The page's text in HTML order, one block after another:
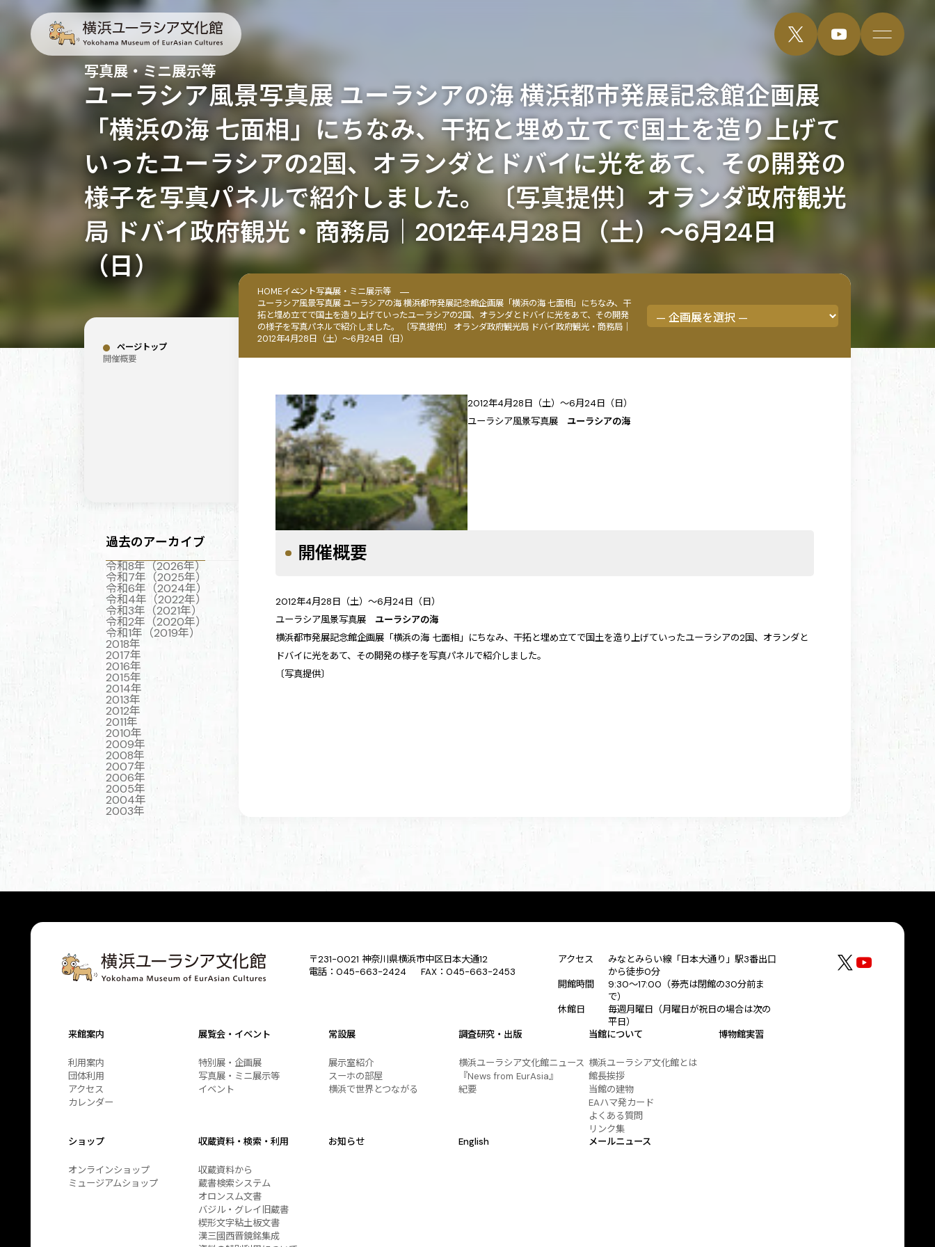
ユーラシア風景写真展 ユーラシアの海 横浜都市発展記念館企画展
「横浜の海 七面相」にちなみ、干拓と埋め立てで国土を造り上げて
いったユーラシアの2国、オランダとドバイに光をあて、その開発の
様子を写真パネルで紹介しました。 〔写真提供〕 オランダ政府観光
局 ドバイ政府観光・商務局｜2012年4月28日（土）～6月24日
（日）
写真展・ミニ展示等
HOMEイベント写真展・ミニ展示等
ユーラシア風景写真展 ユーラシアの海 横浜都市発展記念館企画展「横浜の海 七面相」にちなみ、干
拓と埋め立てで国土を造り上げていったユーラシアの2国、オランダとドバイに光をあて、その開発
の様子を写真パネルで紹介しました。 〔写真提供〕 オランダ政府観光局 ドバイ政府観光・商務局｜
2012年4月28日（土）～6月24日（日）
2012年4月28日（土）～6月24日（日）
ユーラシア風景写真展 ユーラシアの海
開催概要
2012年4月28日（土）～6月24日（日）
ユーラシア風景写真展 ユーラシアの海
横浜都市発展記念館企画展「横浜の海 七面相」にちなみ、干拓と埋め立てで国土を造り上げていったユーラシアの2国、オランダと
ドバイに光をあて、その開発の様子を写真パネルで紹介しました。
〔写真提供〕
ページトップ
開催概要
過去のアーカイブ
令和8年（2026年）
令和7年（2025年）
令和6年（2024年）
令和4年（2022年）
令和3年（2021年）
令和2年（2020年）
令和1年（2019年）
2018年
2017年
2016年
2015年
2014年
2013年
2012年
2011年
2010年
2009年
2008年
2007年
2006年
2005年
2004年
2003年
〒231-0021 神奈川県横浜市中区日本大通12
電話：045-663-2424 FAX：045-663-2453
アクセス
みなとみらい線「日本大通り」駅3番出口
から徒歩0分
開館時間
9:30～17:00（券売は閉館の30分前ま
で）
休館日
毎週月曜日（月曜日が祝日の場合は次の
平日）
来館案内
利用案内
団体利用
アクセス
カレンダー
展覧会・イベント
特別展・企画展
写真展・ミニ展示等
イベント
常設展
展示室紹介
スーホの部屋
横浜で世界とつながる
調査研究・出版
横浜ユーラシア文化館ニュース
『News from EurAsia』
紀要
当館について
横浜ユーラシア文化館とは
館長挨拶
当館の建物
EAハマ発カード
よくある質問
リンク集
博物館実習
ショップ
オンラインショップ
ミュージアムショップ
収蔵資料・検索・利用
収蔵資料から
蔵書検索システム
オロンスム文書
バジル・グレイ旧蔵書
楔形文字粘土板文書
漢三國西晋鏡銘集成
お知らせ English メールニュース